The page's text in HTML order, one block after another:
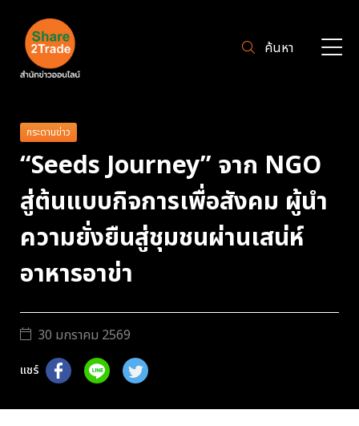
ค้นหา
กระดานข่าว
“Seeds Journey” จาก NGO
สู่ต้นแบบกิจการเพื่อสังคม ผู้นำ
ความยั่งยืนสู่ชุมชนผ่านเสน่ห์
อาหารอาข่า
30 มกราคม 2569
แชร์